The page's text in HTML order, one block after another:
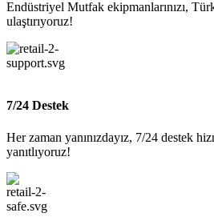
Endüstriyel Mutfak ekipmanlarınızı,
ulaştırıyoruz!
7/24 Destek
Her zaman yanınızdayız, 7/24 destek
yanıtlıyoruz!